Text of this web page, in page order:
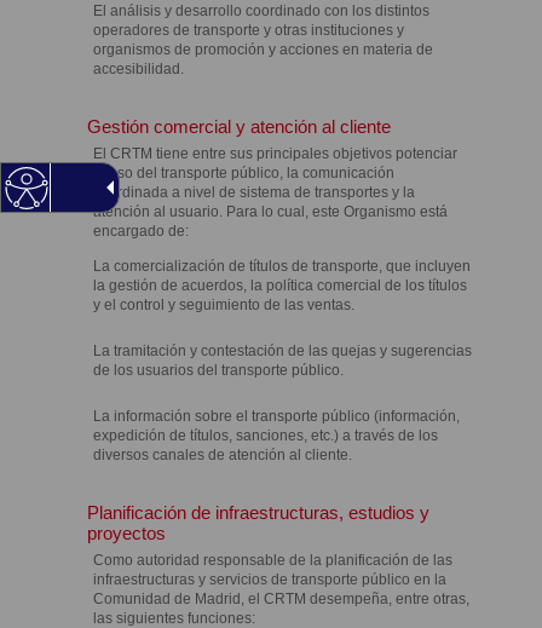
El análisis y desarrollo coordinado con los distintos
operadores de transporte y otras instituciones y
organismos de promoción y acciones en materia de
accesibilidad.
Gestión comercial y atención al cliente
El CRTM tiene entre sus principales objetivos potenciar
el uso del transporte público, la comunicación
coordinada a nivel de sistema de transportes y la
atención al usuario. Para lo cual, este Organismo está
encargado de:
La comercialización de títulos de transporte, que incluyen
la gestión de acuerdos, la política comercial de los títulos
y el control y seguimiento de las ventas.
La tramitación y contestación de las quejas y sugerencias
de los usuarios del transporte público.
La información sobre el transporte público (información,
expedición de títulos, sanciones, etc.) a través de los
diversos canales de atención al cliente.
Planificación de infraestructuras, estudios y
proyectos
Como autoridad responsable de la planificación de las
infraestructuras y servicios de transporte público en la
Comunidad de Madrid, el CRTM desempeña, entre otras,
las siguientes funciones: